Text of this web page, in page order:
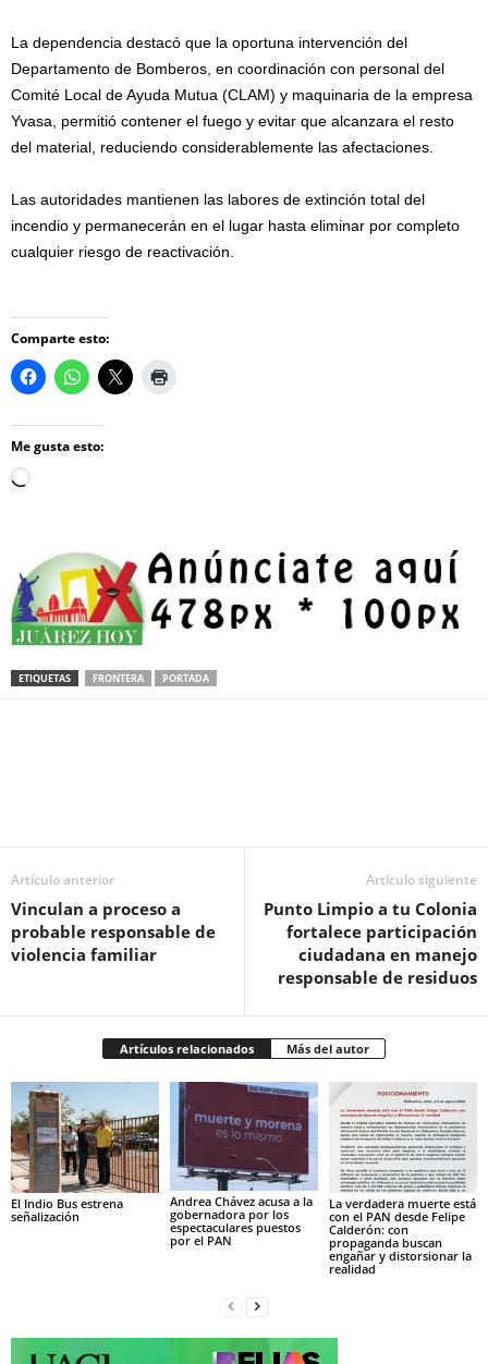
La dependencia destacó que la oportuna intervención del
Departamento de Bomberos, en coordinación con personal del
Comité Local de Ayuda Mutua (CLAM) y maquinaria de la empresa
Yvasa, permitió contener el fuego y evitar que alcanzara el resto
del material, reduciendo considerablemente las afectaciones.
Las autoridades mantienen las labores de extinción total del
incendio y permanecerán en el lugar hasta eliminar por completo
cualquier riesgo de reactivación.
Comparte esto:
Me gusta esto:
Loading…
ETIQUETAS FRONTERA PORTADA
Artículo anterior
Vinculan a proceso a
probable responsable de
violencia familiar
Artículo siguiente
Punto Limpio a tu Colonia
fortalece participación
ciudadana en manejo
responsable de residuos
Artículos relacionados Más del autor
El Indio Bus estrena
señalización
Andrea Chávez acusa a la
gobernadora por los
espectaculares puestos
por el PAN
La verdadera muerte está
con el PAN desde Felipe
Calderón: con
propaganda buscan
engañar y distorsionar la
realidad